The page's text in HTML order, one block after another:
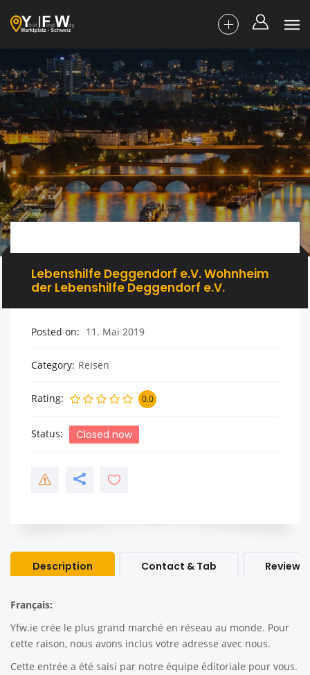
Lebenshilfe Deggendorf e.V. Wohnheim
der Lebenshilfe Deggendorf e.V.
Posted on 11. Mai 2019
Category Reisen
Rating 0.0
Status Closed now
Description Contact & Tab Review
Français:
Yfw.ie crée le plus grand marché en réseau au monde. Pour
cette raison, nous avons inclus votre adresse avec nous.
Cette entrée a été saisi par notre équipe éditoriale pour vous.